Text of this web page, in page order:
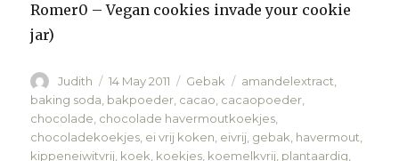
Romer0 – Vegan cookies invade your cookie
jar)
Author
Judith
Posted
on
14 May 2011 Categories
Gebak Tags
amandelextract,
baking soda, bakpoeder, cacao, cacaopoeder,
chocolade, chocolade havermoutkoekjes,
chocoladekoekjes, ei vrij koken, eivrij, gebak, havermout,
kippeneiwitvrij, koek, koekjes, koemelkvrij, plantaardig,